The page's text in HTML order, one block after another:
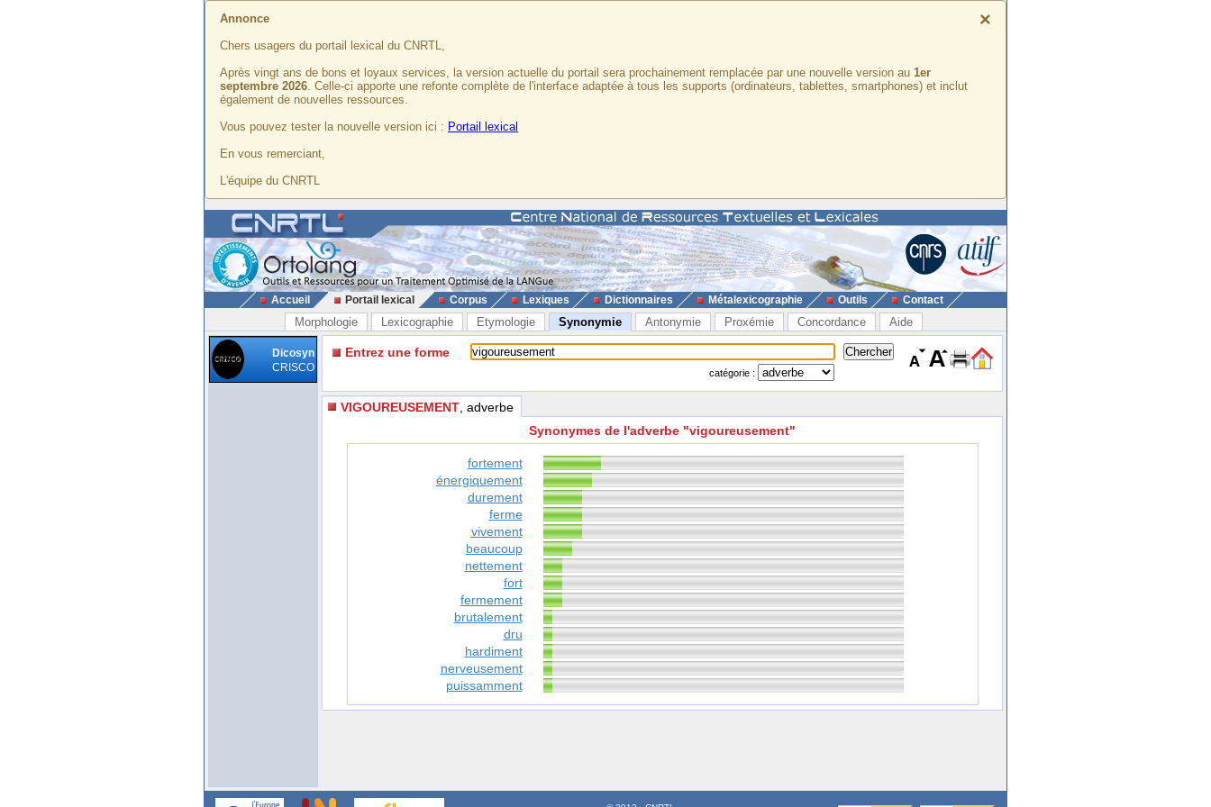
×
Annonce
Chers usagers du portail lexical du CNRTL,
Après vingt ans de bons et loyaux services, la version actuelle du portail sera prochainement remplacée par une nouvelle version au 1er
septembre 2026. Celle-ci apporte une refonte complète de l'interface adaptée à tous les supports (ordinateurs, tablettes, smartphones) et inclut
également de nouvelles ressources.
Vous pouvez tester la nouvelle version ici : Portail lexical
En vous remerciant,
L'équipe du CNRTL
Accueil Portail lexical Corpus Lexiques Dictionnaires Métalexicographie Outils Contact
Morphologie Lexicographie Etymologie Synonymie Antonymie Proxémie Concordance Aide
Dicosyn
CRISCO
Entrez une forme
catégorie :
VIGOUREUSEMENT , adverbe
Synonymes de l'adverbe "vigoureusement"
fortement
énergiquement
durement
ferme
vivement
beaucoup
nettement
fort
fermement
brutalement
dru
hardiment
nerveusement
puissamment